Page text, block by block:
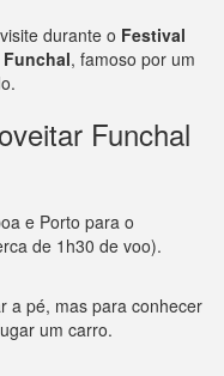
durante o Festival
, famoso por um
Funchal
e Porto para o
de 1h30 de voo).
a pé, mas para conhecer
um carro.